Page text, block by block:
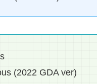
(2022 GDA ver)